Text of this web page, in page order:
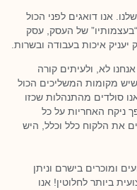
אנו דואגים לפני הכול
“בעצמותיו” של העסק, עסק
איכות בעבודה ובשרות.
לא, ולעיתים קורה
מקומות המשליכים הכול
סולדים מהתנהלות שכזו
ניקח האחריות על כל
את הלקוח כלל וכלל, היש
ומוכרים בישרם וניתן
ביותר לחלוטין! אנו